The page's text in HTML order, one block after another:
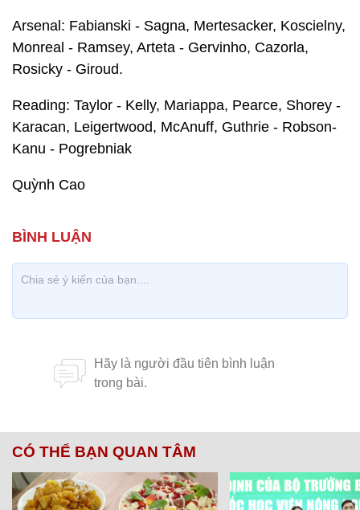
Arsenal: Fabianski - Sagna, Mertesacker, Koscielny,
Monreal - Ramsey, Arteta - Gervinho, Cazorla,
Rosicky - Giroud.
Reading: Taylor - Kelly, Mariappa, Pearce, Shorey -
Karacan, Leigertwood, McAnuff, Guthrie - Robson-
Kanu - Pogrebniak
Quỳnh Cao
CÓ THỂ BẠN QUAN TÂM